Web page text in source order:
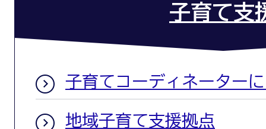
子育て支
子育てコーディネーター
地域子育て支援拠点